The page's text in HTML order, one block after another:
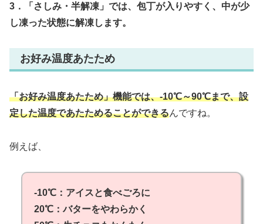
3．「さしみ・半解凍」では、包丁が入りやすく、中が少
し凍った状態に解凍します。
お好み温度あたため
「お好み温度あたため」機能では、-10℃～90℃まで、設
定した温度であたためることができるんですね。
例えば、
-10℃：アイスと食べごろに
20℃：バターをやわらかく